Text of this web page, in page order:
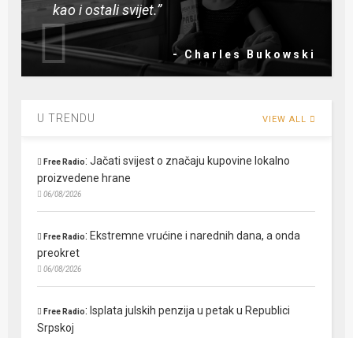
kao i ostali svijet.”
- Charles Bukowski
U TRENDU VIEW ALL
Free Radio:Jačati svijest o značaju kupovine lokalno
proizvedene hrane
06/08/2026
Free Radio: Ekstremne vrućine i narednih dana, a onda
preokret
06/08/2026
Free Radio: Isplata julskih penzija u petak u Republici
Srpskoj